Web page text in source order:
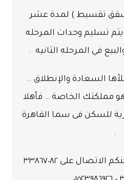
تقسيط ) لمدة عشر
تسليم وحدات المرحله
في المرحله الثانيه .
السعادة والإنطلاق ..
مملكتك الخاصة … فأهلا
للسكن فى سما القاهرة
.
للحجز والاستعلام يمكنكم الاتصال على ٣٣٨٦٧٠٨٢